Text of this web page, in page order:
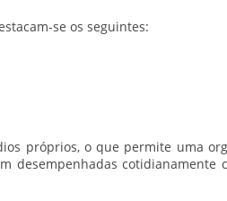
se os seguintes:
próprios, o que permite uma
desempenhadas cotidianamente